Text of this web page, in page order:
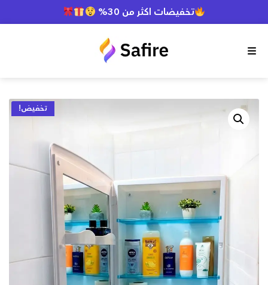
تخفيضات اكثر من 30%
توصيل سريع لجميع الولايات
توصيل سريع لجميع الولايات
القائمة
تخفيض!